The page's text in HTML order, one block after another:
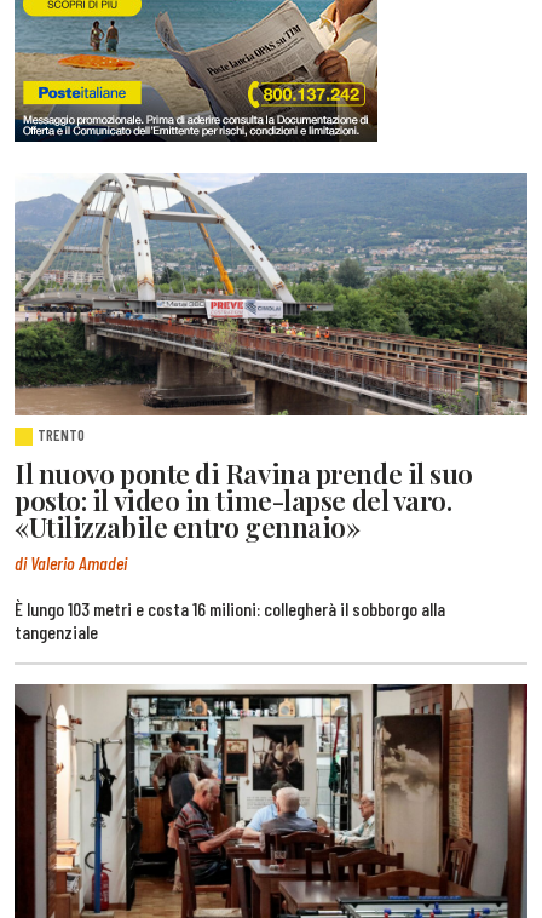
TRENTO
Il nuovo ponte di Ravina prende il suo
posto: il video in time-lapse del varo.
«Utilizzabile entro gennaio»
di Valerio Amadei
È lungo 103 metri e costa 16 milioni: collegherà il sobborgo alla
tangenziale